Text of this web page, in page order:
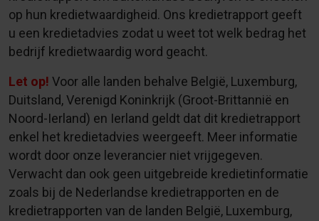
op hun kredietwaardigheid. Ons kredietrapport geeft
u een kredietadvies zodat u weet tot welk bedrag het
bedrijf kredietwaardig word geacht.
Let op! Voor alle landen behalve België, Luxemburg,
Duitsland, Verenigd Koninkrijk (Groot-Brittannië en
Noord-Ierland) en Ierland geldt dat dit kredietrapport
enkel het kredietadvies weergeeft. Meer informatie
wordt door onze leverancier niet vrijgegeven.
Verwacht dan ook geen uitgebreide kredietinformatie
zoals bij de Nederlandse kredietrapporten en de
kredietrapporten van de landen België, Luxemburg,